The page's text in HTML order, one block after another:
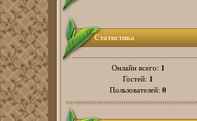
Статистика
Онлайн всего: 1
Гостей: 1
Пользователей: 0